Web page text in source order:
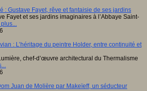
: Gustave Fayet, rêve et fantaisie de ses jardins
Fayet et ses jardins imaginaires à l’Abbaye Saint-
: L’héritage du peintre Holder, entre continuité et
chef-d’œuvre architectural du Thermalisme
Juan de Molière par Makeïeff, un séducteur